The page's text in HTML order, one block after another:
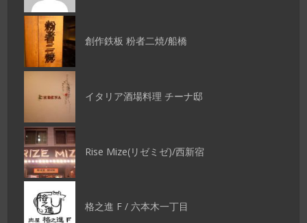
創作鉄板 粉者二焼/船橋
イタリア酒場料理 チーナ邸
Rise Mize(リゼミゼ)/西新宿
格之進 F / 六本木一丁目